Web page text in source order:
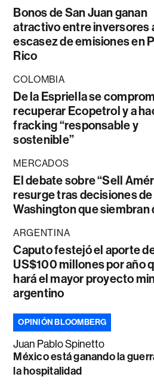
Bonos de San Juan ganan
atractivo entre inversores
escasez de emisiones en
Rico
COLOMBIA
De la Espriella se
recuperar Ecopetrol y a
fracking “responsable y
sostenible”
MERCADOS
El debate sobre “Sell
resurge tras decisiones de
Washington que siembran
ARGENTINA
Caputo festejó el aporte
US$100 millones por año
hará el mayor proyecto
argentino
OPINIÓN BLOOMBERG
Juan Pablo Spinetto
México está ganando la
la hospitalidad